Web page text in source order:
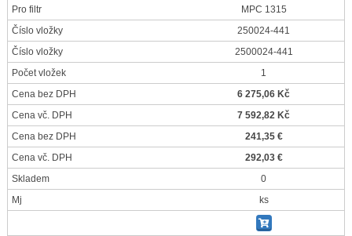
Pro filtr
MPC 1315
Číslo vložky
250024-441
Číslo vložky
2500024-441
Počet vložek
1
Cena bez DPH
6 275,06 Kč
Cena vč. DPH
7 592,82 Kč
Cena bez DPH
241,35 €
Cena vč. DPH
292,03 €
Skladem
0
Mj
ks